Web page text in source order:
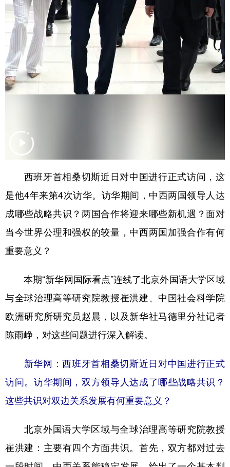
地方频道
北京 天津
辽宁 吉林 上海 江苏
浙江 安徽 江西
河南
四川
新疆 内蒙古 黑龙江
多语种频道
English Español Français عربى
Deutsch Português
西班牙首相桑切斯近日对中国进行正式访问，这
是他4年来第4次访华。访华期间，中西两国领导人达
成哪些战略共识？两国合作将迎来哪些新机遇？面对
当今世界公理和强权的较量，中西两国加强合作有何
重要意义？
本期“新华网国际看点”连线了北京外国语大学区域
与全球治理高等研究院教授崔洪建、中国社会科学院
欧洲研究所研究员赵晨，以及新华社马德里分社记者
陈雨峥，对这些问题进行深入解读。
新华网：西班牙首相桑切斯近日对中国进行正式
访问。访华期间，双方领导人达成了哪些战略共识？
这些共识对双边关系发展有何重要意义？
北京外国语大学区域与全球治理高等研究院教授
崔洪建： 主要有四个方面共识。首先，双方都对过去